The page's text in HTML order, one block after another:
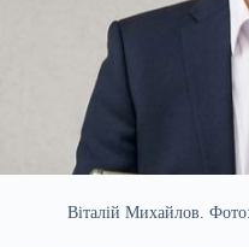
Віталій Михайлов.